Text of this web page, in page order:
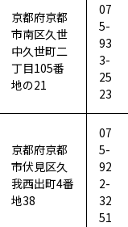
京都府京都
市南区久世
中久世町二
丁目105番
地の21
07
5-
93
3-
25
23
京都府京都
市伏見区久
我西出町4番
地38
07
5-
92
2-
32
51